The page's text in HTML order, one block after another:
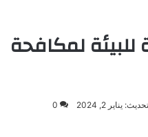
لمكافحة
يناير 2, 2024 0